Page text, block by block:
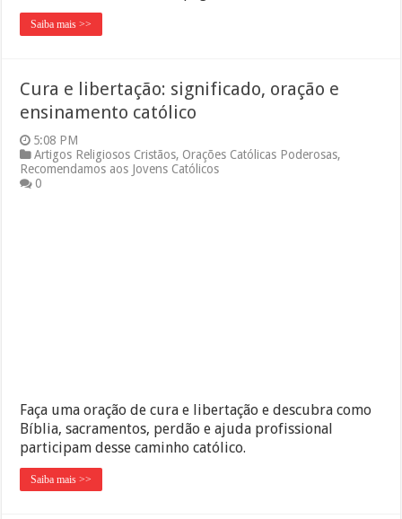
Saiba mais >>
Cura e libertação: significado, oração e
ensinamento católico
5:08 PM
Artigos Religiosos Cristãos, Orações Católicas Poderosas,
Recomendamos aos Jovens Católicos
0
Faça uma oração de cura e libertação e descubra como
Bíblia, sacramentos, perdão e ajuda profissional
participam desse caminho católico.
Saiba mais >>